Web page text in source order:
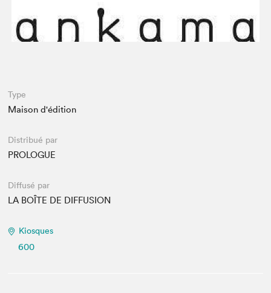
Espace enseignant·e·s
Espace pro
Type
Maison d'édition
Distribué par
PROLOGUE
Diffusé par
LA BOÎTE DE DIFFUSION
Kiosques
600